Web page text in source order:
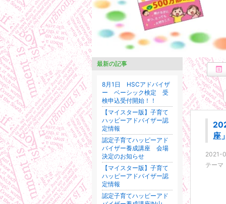
座
2021-
テーマ
最新の記事
8月1日 HSCアドバイザ
ー ベーシック検定 受
検申込受付開始！！
【マイスター版】子育て
ハッピーアドバイザー認
定情報
認定子育てハッピーアド
バイザー養成講座 会場
決定のお知らせ
【マイスター版】子育て
ハッピーアドバイザー認
定情報
認定子育てハッピーアド